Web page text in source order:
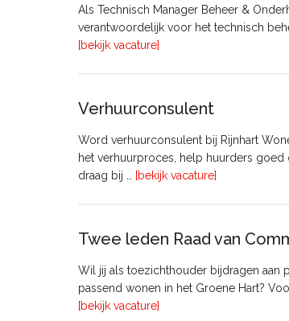
Als Technisch Manager Beheer &
verantwoordelijk voor het technisch
[bekijk vacature]
Onderhoud
Pyloon
Vastgoedmanagement
Verhuurconsulent
Word verhuurconsulent bij Rijnhart
het verhuurproces, help huurders goed
draag bij …
[bekijk vacature]
Twee leden Raad van
Wil jij als toezichthouder bijdragen aan
passend wonen in het Groene Hart?
[bekijk vacature]